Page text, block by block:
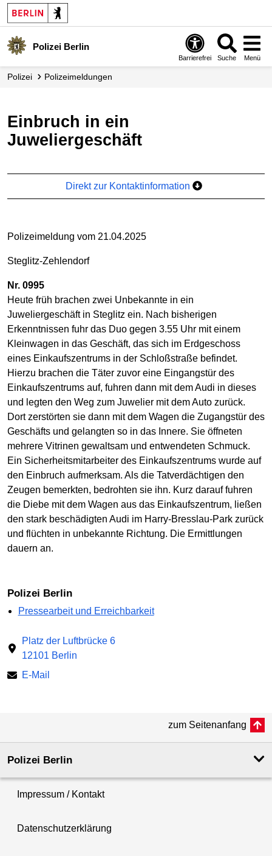
Polizei Berlin
Barrierefrei Suche Menü
Polizei Polizei­meldungen
Einbruch in ein
Juweliergeschäft
Direkt zur Kontaktinformation
Polizeimeldung vom 21.04.2025
Steglitz-Zehlendorf
Nr. 0995
Heute früh brachen zwei Unbekannte in ein
Juweliergeschäft in Steglitz ein. Nach bisherigen
Erkenntnissen fuhr das Duo gegen 3.55 Uhr mit einem
Kleinwagen in das Geschäft, das sich im Erdgeschoss
eines Einkaufszentrums in der Schloßstraße befindet.
Hierzu brachen die Täter zuvor eine Eingangstür des
Einkaufszentrums auf, fuhren dann mit dem Audi in dieses
und legten den Weg zum Juwelier mit dem Auto zurück.
Dort zerstörten sie dann mit dem Wagen die Zugangstür des
Geschäfts und gelangten so in das Innere. Sie öffneten
mehrere Vitrinen gewaltsam und entwendeten Schmuck.
Ein Sicherheitsmitarbeiter des Einkaufszentrums wurde auf
den Einbruch aufmerksam. Als die Tatverdächtigen den
Zeugen bemerkten, bedrohten sie ihn. Kurz darauf fuhren
die Diebe mit dem Wagen aus das Einkaufszentrum, ließen
den stark beschädigten Audi im Harry-Bresslau-Park zurück
und flüchten in unbekannte Richtung. Die Ermittlungen
dauern an.
Polizei Berlin
Pressearbeit und Erreichbarkeit
Platz der Luftbrücke 6
12101 Berlin
E-Mail
zum Seitenanfang
Polizei Berlin
Impressum / Kontakt
Datenschutzerklärung